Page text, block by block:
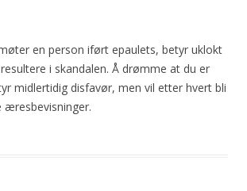
en person iført epaulets, betyr uklokt
i skandalen. Å drømme at du er
midlertidig disfavør, men vil etter hvert bli